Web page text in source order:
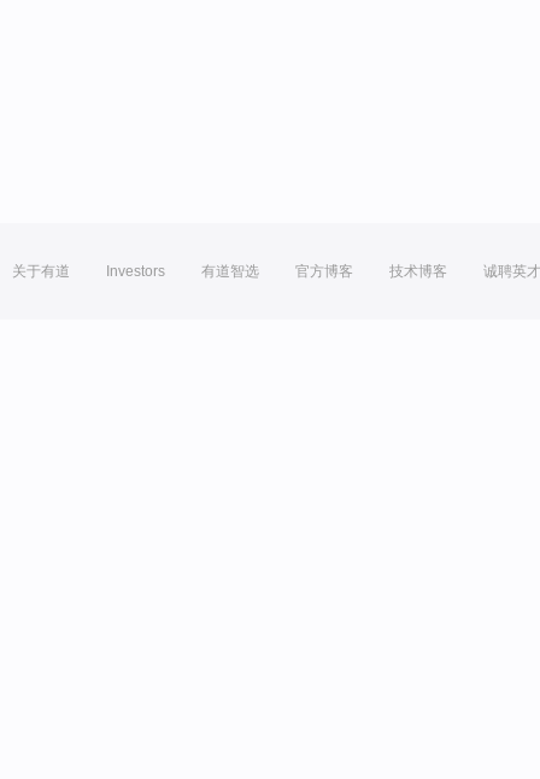
关于有道 Investors 有道智选 官方博客 技术博客 诚聘英才